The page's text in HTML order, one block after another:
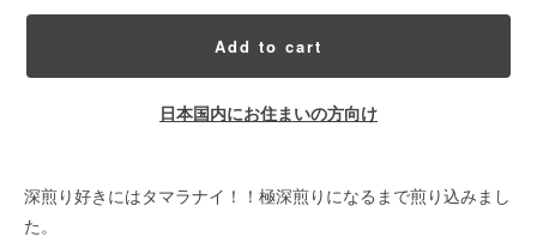
Add to cart
日本国内にお住まいの方向け
深煎り好きにはタマラナイ！！極深煎りになるまで煎り込みまし
た。